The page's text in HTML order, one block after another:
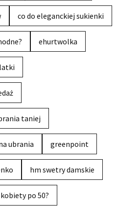
co do eleganckiej sukienki
ehurtwolka
taniej
ubrania greenpoint
hm swetry damskie
po 50?